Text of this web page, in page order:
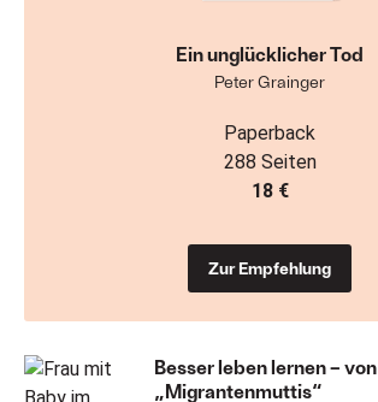
Besser leben lernen – von
„Migrantenmuttis“
Ein unglücklicher Tod
Peter Grainger
Paperback
288 Seiten
18 €
Zur Empfehlung